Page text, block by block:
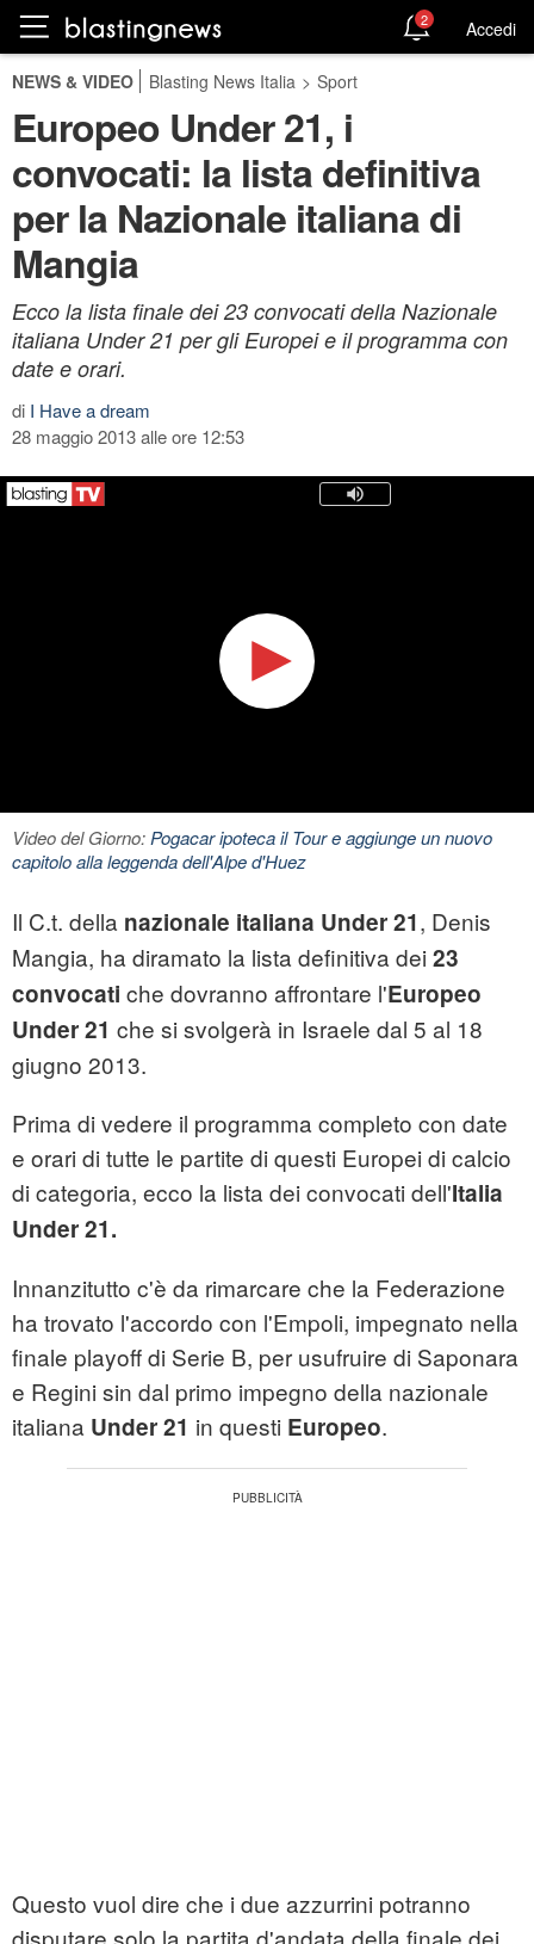
2 Accedi
NEWS & VIDEO Blasting News Italia > Sport
Europeo Under 21, i
convocati: la lista definitiva
per la Nazionale italiana di
Mangia
Ecco la lista finale dei 23 convocati della Nazionale
italiana Under 21 per gli Europei e il programma con
date e orari.
di I Have a dream
28 maggio 2013 alle ore 12:53
Video del Giorno: Pogacar ipoteca il Tour e aggiunge un nuovo
capitolo alla leggenda dell'Alpe d'Huez
Il C.t. della nazionale italiana Under 21, Denis
Mangia, ha diramato la lista definitiva dei 23
convocati che dovranno affrontare l'Europeo
Under 21 che si svolgerà in Israele dal 5 al 18
giugno 2013.
Prima di vedere il programma completo con date
e orari di tutte le partite di questi Europei di calcio
di categoria, ecco la lista dei convocati dell'Italia
Under 21.
Innanzitutto c'è da rimarcare che la Federazione
ha trovato l'accordo con l'Empoli, impegnato nella
finale playoff di Serie B, per usufruire di Saponara
e Regini sin dal primo impegno della nazionale
italiana Under 21 in questi Europeo.
Questo vuol dire che i due azzurrini potranno
disputare solo la partita d'andata della finale dei